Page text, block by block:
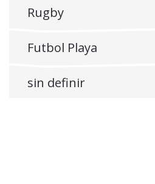
Rugby
Futbol Playa
sin definir